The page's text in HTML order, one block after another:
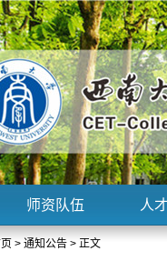
师资队伍 人
> 通知公告 > 正文